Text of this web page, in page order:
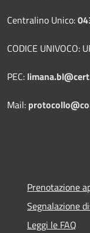
Centralino Unico:
CODICE UNIVOCO:
PEC:
Mail:
Prenotazione
Segnalazione
Leggi le FAQ